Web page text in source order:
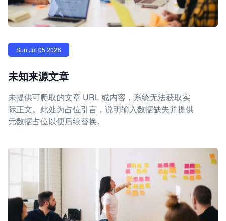
Sun Jul 05 2026
未知来源文章
未提供可爬取的文章 URL 或内容，系统无法获取实
际正文。此处为占位引言，说明输入数据缺失并提供
元数据占位以便后续替换。